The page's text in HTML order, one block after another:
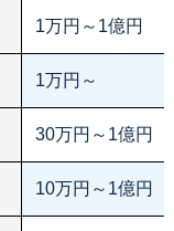
1万円～1億円
1万円～
30万円～1億円
10万円～1億円